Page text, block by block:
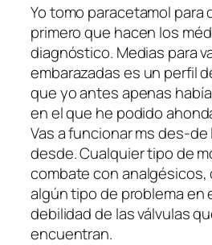
Yo tomo paracetamol para
primero que hacen los
diagnóstico. Medias para
embarazadas es un perfil
que yo antes apenas
en el que he podido
Vas a funcionar ms des-
desde. Cualquier tipo de
combate con
algún tipo de problema en
debilidad de las válvulas
encuentran.